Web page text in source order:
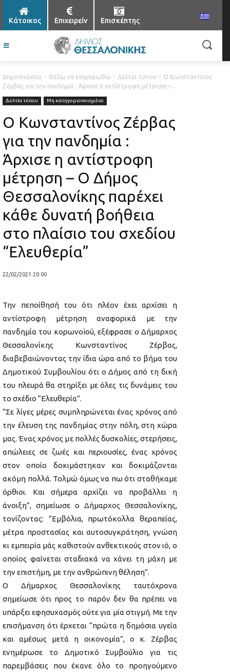
Κάτοικος Επιχειρείν Επισκέπτης
Δημοσιεύσεις Θέλω να ενημερωθώ Δελτία τύπου
Ο Κωνσταντίνος
Ζέρβας για την πανδημία : Άρχισε η αντίστροφη μέτρηση –...
Δελτία τύπου Μη κατηγοριοποιημένο
Ο Κωνσταντίνος Ζέρβας
για την πανδημία :
Άρχισε η αντίστροφη
μέτρηση – Ο Δήμος
Θεσσαλονίκης παρέχει
κάθε δυνατή βοήθεια
στο πλαίσιο του σχεδίου
“Ελευθερία”
22/02/2021 20:00
Την πεποίθησή του ότι πλέον έχει αρχίσει η
αντίστροφη μέτρηση αναφορικά με την
πανδημία του κορωνοϊού, εξέφρασε ο Δήμαρχος
Θεσσαλονίκης Κωνσταντίνος Ζέρβας,
διαβεβαιώνοντας την ίδια ώρα από το βήμα του
Δημοτικού Συμβουλίου ότι ο Δήμος από τη δική
του πλευρά θα στηρίξει με όλες τις δυνάμεις του
το σχέδιο “Ελευθερία”.
“Σε λίγες μέρες συμπληρώνεται ένας χρόνος από
την έλευση της πανδημίας στην πόλη, στη χώρα
μας. Ένας χρόνος με πολλές δυσκολίες, στερήσεις,
απώλειες σε ζωές και περιουσίες, ένας χρόνος
στον οποίο δοκιμάστηκαν και δοκιμάζονται
ακόμη πολλά. Τολμώ όμως να πω ότι σταθήκαμε
όρθιοι. Και σήμερα αρχίζει να προβάλλει η
άνοιξη”, σημείωσε ο Δήμαρχος Θεσσαλονίκης,
τονίζοντας: “Εμβόλια, πρωτόκολλα θεραπείας,
μέτρα προστασίας και αυτοσυγκράτηση, γνώση
κι εμπειρία μάς καθιστούν ανθεκτικούς στον ιό, ο
οποίος φαίνεται σταδιακά να χάνει τη μάχη με
την επιστήμη, με την ανθρώπινη θέληση”.
Ο Δήμαρχος Θεσσαλονίκης ταυτόχρονα
σημείωσε ότι προς το παρόν δεν θα πρέπει να
υπάρξει εφησυχασμός ούτε για μία στιγμή. Με την
επισήμανση ότι έρχεται “πρώτα η δημόσια υγεία
και αμέσως μετά η οικονομία”, ο κ. Ζέρβας
ενημέρωσε το Δημοτικό Συμβούλιο για τις
παρεμβάσεις που έκανε όλο το προηγούμενο